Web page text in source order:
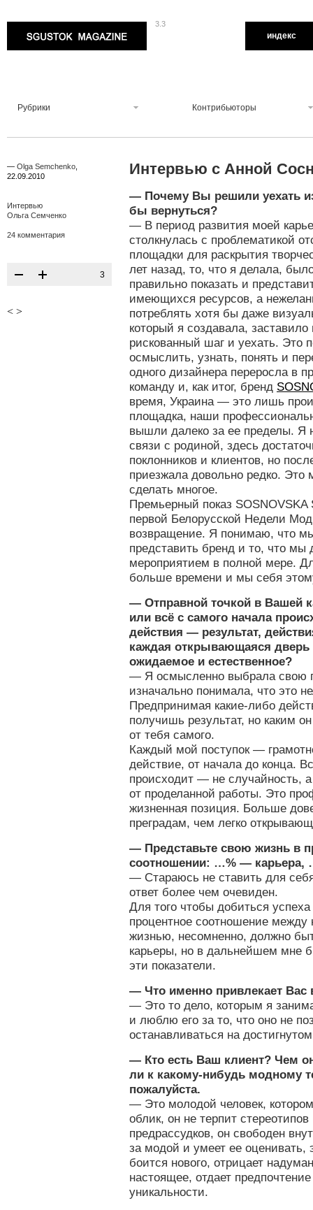
3.3
индекс
Рубрики Контрибьюторы
— Olga Semchenko
22.09.2010
Интервью
Ольга Семченко
24 комментария
3
< >
Интервью с Анной
— Почему Вы решили уехать
бы вернуться?
— В период развития моей
столкнулась с проблематикой
площадки для раскрытия
лет назад, то, что я делала,
правильно показать и
имеющихся ресурсов, а
потреблять хотя бы даже
который я создавала,
рискованный шаг и уехать. Это
осмыслить, узнать, понять и
одного дизайнера переросла в
команду и, как итог, бренд
время, Украина — это лишь
площадка, наши
вышли далеко за ее пределы. Я
связи с родиной, здесь
поклонников и клиентов, но
приезжала довольно редко. Это
сделать многое.
Премьерный показ SOSNOVSKA
первой Белорусской Недели
возвращение. Я понимаю, что
представить бренд и то, что мы
мероприятием в полной мере.
больше времени и мы себя
— Отправной точкой в Вашей
или всё с самого начала
действия — результат,
каждая открывающаяся
ожидаемое и естественное?
— Я осмысленно выбрала свою
изначально понимала, что это
Предпринимая какие-либо
получишь результат, но каким
от тебя самого.
Каждый мой поступок —
действие, от начала до конца.
происходит — не случайность,
от проделанной работы. Это
жизненная позиция. Больше
преградам, чем легко
— Представьте свою жизнь в
соотношении: …% — карьера,
— Стараюсь не ставить для себя
ответ более чем очевиден.
Для того чтобы добиться
процентное соотношение между
жизнью, несомненно, должно
карьеры, но в дальнейшем мне
эти показатели.
— Что именно привлекает
— Это то дело, которым я
и люблю его за то, что оно не
останавливаться на
— Кто есть Ваш клиент? Чем
ли к какому-нибудь модному
пожалуйста.
— Это молодой человек,
облик, он не терпит
предрассудков, он свободен
за модой и умеет ее оценивать,
боится нового, отрицает
настоящее, отдает
уникальности.